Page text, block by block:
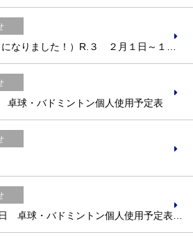
球・バドミントン個人使用予定表